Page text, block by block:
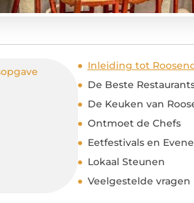
Inleiding tot
De Beste
De Keuken van
Ontmoet de Chefs
Eetfestivals en
Lokaal Steunen
Veelgestelde vragen